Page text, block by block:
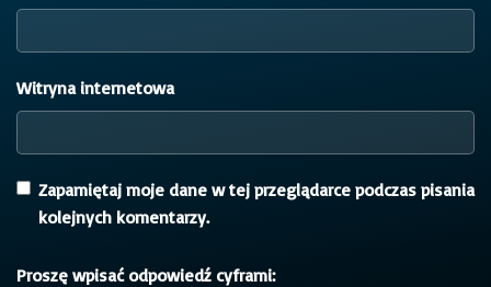
Witryna internetowa
Zapamiętaj moje dane w tej przeglądarce podczas pisania
kolejnych komentarzy.
Proszę wpisać odpowiedź cyframi: